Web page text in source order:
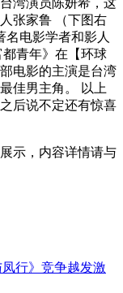
张家鲁 （下图右
电影学者和影人
青年》在【环球
电影的主演是台湾
佳男主角。 以上
后说不定还有惊喜
示，内容详情请与
行》竞争越发激